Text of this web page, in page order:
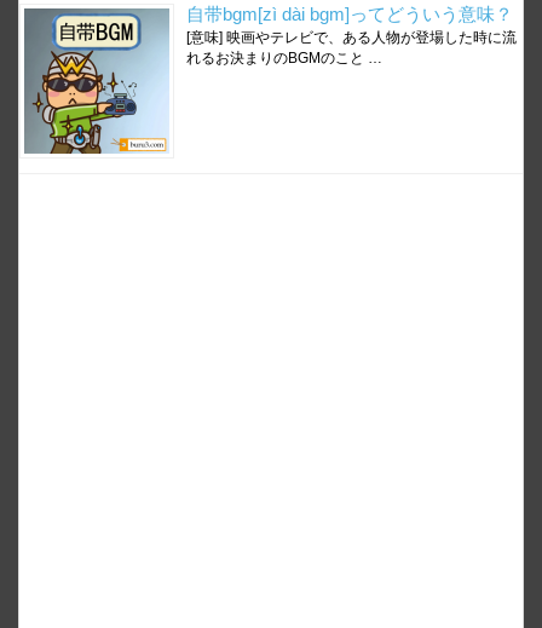
自带bgm[zì dài bgm]ってどういう意味？
[意味] 映画やテレビで、ある人物が登場した時に流
れるお決まりのBGMのこと …